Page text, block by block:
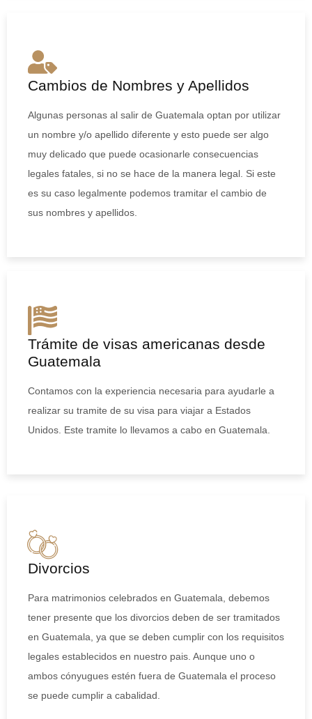
Cambios de Nombres y Apellidos
Algunas personas al salir de Guatemala optan por utilizar
un nombre y/o apellido diferente y esto puede ser algo
muy delicado que puede ocasionarle consecuencias
legales fatales, si no se hace de la manera legal. Si este
es su caso legalmente podemos tramitar el cambio de
sus nombres y apellidos.
Trámite de visas americanas desde
Guatemala
Contamos con la experiencia necesaria para ayudarle a
realizar su tramite de su visa para viajar a Estados
Unidos. Este tramite lo llevamos a cabo en Guatemala.
Divorcios
Para matrimonios celebrados en Guatemala, debemos
tener presente que los divorcios deben de ser tramitados
en Guatemala, ya que se deben cumplir con los requisitos
legales establecidos en nuestro pais. Aunque uno o
ambos cónyugues estén fuera de Guatemala el proceso
se puede cumplir a cabalidad.